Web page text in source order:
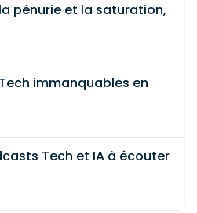
pénurie et la saturation,
immanquables en
Tech et IA à écouter